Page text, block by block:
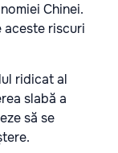
Chinei.
aceste riscuri
ridicat al
slabă a
să se